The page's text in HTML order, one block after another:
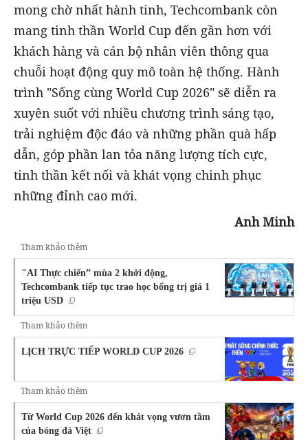
mong chờ nhất hành tinh, Techcombank còn
mang tinh thần World Cup đến gần hơn với
khách hàng và cán bộ nhân viên thông qua
chuỗi hoạt động quy mô toàn hệ thống. Hành
trình "Sống cùng World Cup 2026" sẽ diễn ra
xuyên suốt với nhiều chương trình sáng tạo,
trải nghiệm độc đáo và những phần quà hấp
dẫn, góp phần lan tỏa năng lượng tích cực,
tinh thần kết nối và khát vọng chinh phục
những đỉnh cao mới.
Anh Minh
Tham khảo thêm
"AI Thực chiến” mùa 2 khởi động,
Techcombank tiếp tục trao học bổng trị giá 1
triệu USD
Tham khảo thêm
LỊCH TRỰC TIẾP WORLD CUP 2026
Tham khảo thêm
Từ World Cup 2026 đến khát vọng vươn tầm
của bóng đá Việt